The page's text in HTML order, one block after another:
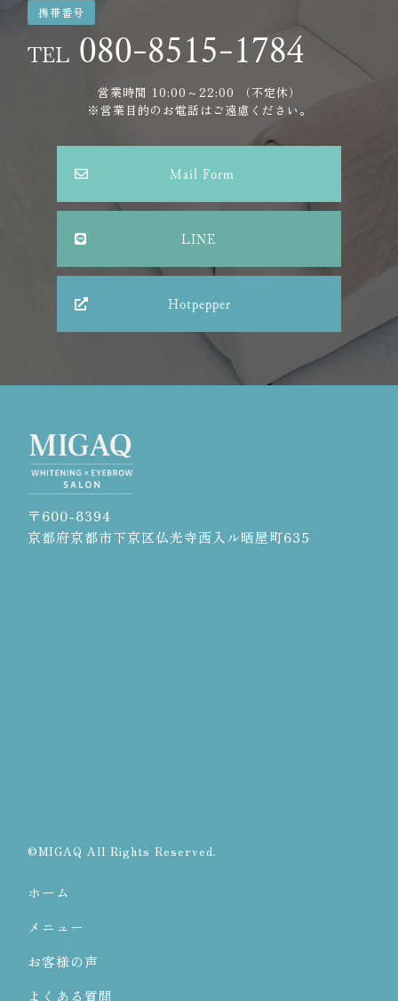
携帯番号
TEL 080-8515-1784
営業時間 10:00～22:00 （不定休）
※営業目的のお電話はご遠慮ください。
Mail Form
LINE
Hotpepper
〒600-8394
京都府京都市下京区仏光寺西入ル晒屋町635
©MIGAQ All Rights Reserved.
ホーム
メニュー
お客様の声
よくある質問